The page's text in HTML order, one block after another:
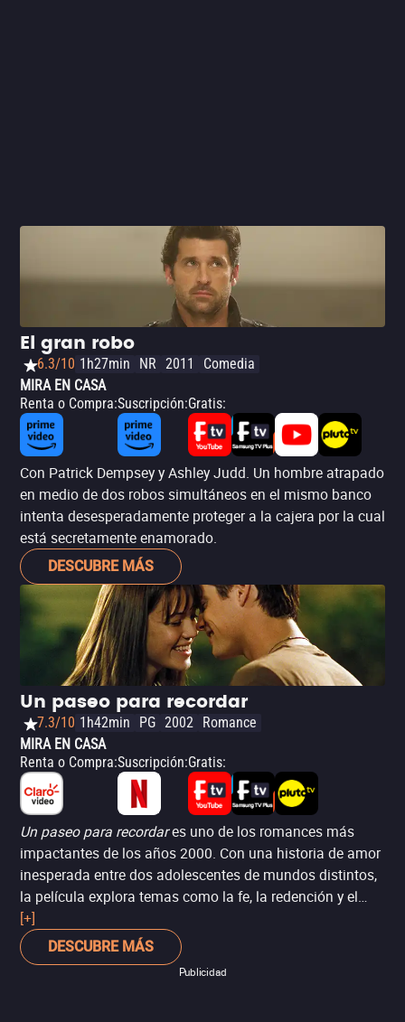
El gran robo
6.3/10 1h27min NR 2011
Comedia
MIRA EN CASA
Renta o Compra:Suscripción:Gratis:
Con Patrick Dempsey y Ashley Judd. Un hombre atrapado
en medio de dos robos simultáneos en el mismo banco
intenta desesperadamente proteger a la cajera por la cual
está secretamente enamorado.
DESCUBRE MÁS
Un paseo para recordar
7.3/10 1h42min PG 2002 Romance
MIRA EN CASA
Renta o Compra:Suscripción:Gratis:
Un paseo para recordares uno de los romances más
impactantes de los años 2000. Con una historia de amor
inesperada entre dos adolescentes de mundos distintos,
la película explora temas como la fe, la redención y el
poder transformador del amor. Mandy Moore (
y Shane West (Crimen al sur
conmovedoras que tocan el corazón, haciendo de esta
[+]
DESCUBRE MÁS
Publicidad